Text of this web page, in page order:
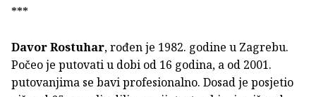
***
Davor Rostuhar, rođen je 1982. godine u Zagrebu.
Počeo je putovati u dobi od 16 godina, a od 2001.
putovanjima se bavi profesionalno. Dosad je posjetio